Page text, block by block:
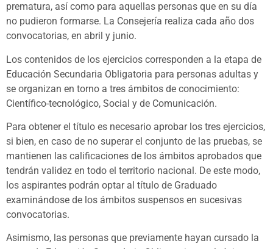
prematura, así como para aquellas personas que en su día
no pudieron formarse. La Consejería realiza cada año dos
convocatorias, en abril y junio.
Los contenidos de los ejercicios corresponden a la etapa de
Educación Secundaria Obligatoria para personas adultas y
se organizan en torno a tres ámbitos de conocimiento:
Científico-tecnológico, Social y de Comunicación.
Para obtener el título es necesario aprobar los tres ejercicios,
si bien, en caso de no superar el conjunto de las pruebas, se
mantienen las calificaciones de los ámbitos aprobados que
tendrán validez en todo el territorio nacional. De este modo,
los aspirantes podrán optar al título de Graduado
examinándose de los ámbitos suspensos en sucesivas
convocatorias.
Asimismo, las personas que previamente hayan cursado la